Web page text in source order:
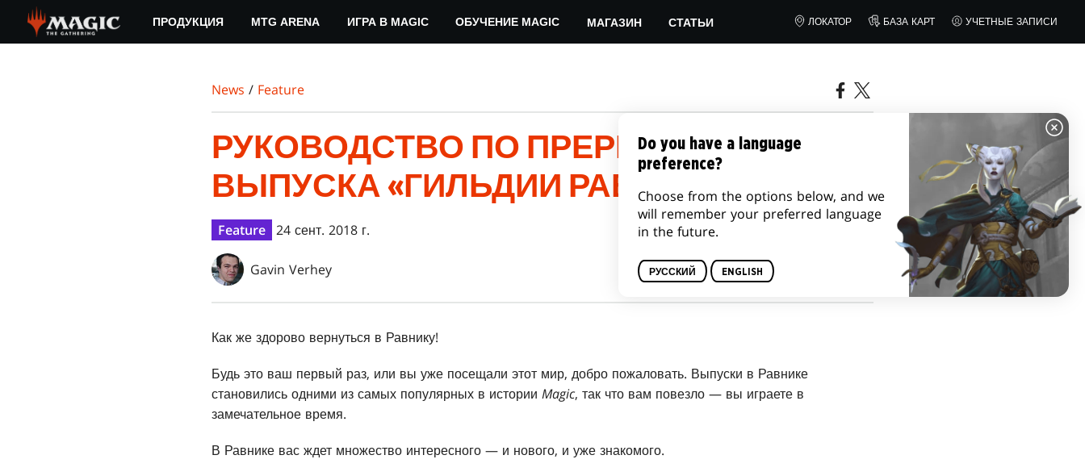
main
ПРОДУКЦИЯ MTG ARENA ИГРА В MAGIC ОБУЧЕНИЕ MAGIC МАГАЗИН СТАТЬИ ЛОКАТОР БАЗА КАРТ УЧЕТНЫЕ ЗАПИСИ
News / Feature
РУКОВОДСТВО ПО ПРЕРЕЛИЗУ
ВЫПУСКА «ГИЛЬДИИ РАВНИКИ»
Feature 24 сент. 2018 г.
Gavin Verhey
Как же здорово вернуться в Равнику!
Будь это ваш первый раз, или вы уже посещали этот мир, добро пожаловать. Выпуски в Равнике
становились одними из самых популярных в истории Magic, так что вам повезло — вы играете в
замечательное время.
В Равнике вас ждет множество интересного — и нового, и уже знакомого.
Do you have a language
preference?
Choose from the options below, and we
will remember your preferred language
in the future.
РУССКИЙ ENGLISH